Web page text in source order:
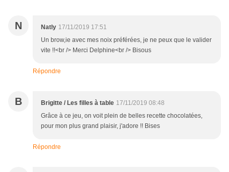
N Natly 17/11/2019 17:51
Un brow,ie avec mes noix préférées, je ne peux que le valider
vite !!<br /> Merci Delphine<br /> Bisous
Répondre
B Brigitte / Les filles à table 17/11/2019 08:48
Grâce à ce jeu, on voit plein de belles recette chocolatées,
pour mon plus grand plaisir, j'adore !! Bises
Répondre